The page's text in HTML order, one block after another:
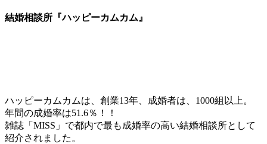
結婚相談所『ハッピーカムカム』
ハッピーカムカムは、創業13年、成婚者は、1000組以上。
年間の成婚率は51.6％！！
雑誌「MISS」で都内で最も成婚率の高い結婚相談所として
紹介されました。